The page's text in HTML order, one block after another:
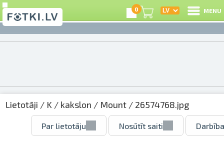
0 MENU
Lietotāji / K / kakslon / Mount / 26574768.jpg
Par lietotāju Nosūtīt saiti